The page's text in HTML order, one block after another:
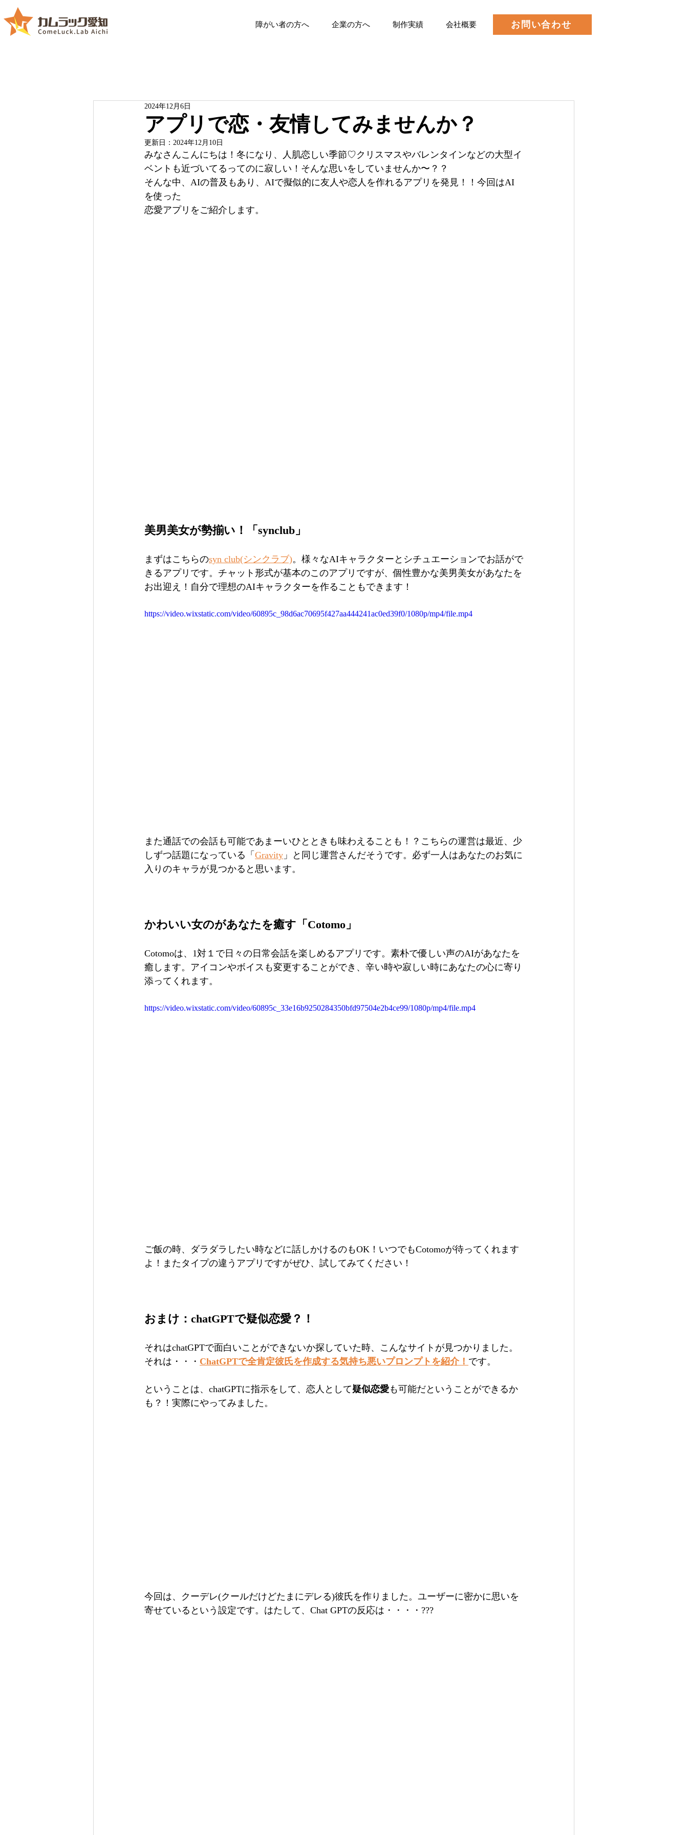
障がい者の方へ 企業の方へ 制作実績 会社概要 お問い合わせ
アプリで恋・友情してみませんか？
2024年12月6日
更新日： 2024年12月10日
みなさんこんにちは！冬になり、人肌恋しい季節♡クリスマスやバレンタインなどの大型イ
ベントも近づいてるってのに寂しい！そんな思いをしていませんか〜？？
そんな中、AIの普及もあり、AIで擬似的に友人や恋人を作れるアプリを発見！！今回はAI
を使った
恋愛アプリをご紹介します。
美男美女が勢揃い！「synclub」
まずはこちらのsyn club(シンクラブ)。様々なAIキャラクターとシチュエーションでお話がで
きるアプリです。チャット形式が基本のこのアプリですが、個性豊かな美男美女があなたを
お出迎え！自分で理想のAIキャラクターを作ることもできます！
https://video.wixstatic.com/video/60895c_98d6ac70695f427aa444241ac0ed39f0/1080p/mp4/file.mp4
また通話での会話も可能であまーいひとときも味わえることも！？こちらの運営は最近、少
しずつ話題になっている「 Gravity 」と同じ運営さんだそうです。必ず一人はあなたのお気に
入りのキャラが見つかると思います。
かわいい女のがあなたを癒す「Cotomo」
Cotomoは、1対１で日々の日常会話を楽しめるアプリです。素朴で優しい声のAIがあなたを
癒します。アイコンやボイスも変更することができ、辛い時や寂しい時にあなたの心に寄り
添ってくれます。
https://video.wixstatic.com/video/60895c_33e16b9250284350bfd97504e2b4ce99/1080p/mp4/file.mp4
ご飯の時、ダラダラしたい時などに話しかけるのもOK！いつでもCotomoが待ってくれます
よ！またタイプの違うアプリですがぜひ、試してみてください！
おまけ：chatGPTで疑似恋愛？！
それはchatGPTで面白いことができないか探していた時、こんなサイトが見つかりました。
それは・・・ ChatGPTで全肯定彼氏を作成する気持ち悪いプロンプトを紹介！ です。
ということは、chatGPTに指示をして、恋人として疑似恋愛も可能だということができるか
も？！実際にやってみました。
今回は、クーデレ(クールだけどたまにデレる)彼氏を作りました。ユーザーに密かに思いを
寄せているという設定です。はたして、Chat GPTの反応は・・・・???